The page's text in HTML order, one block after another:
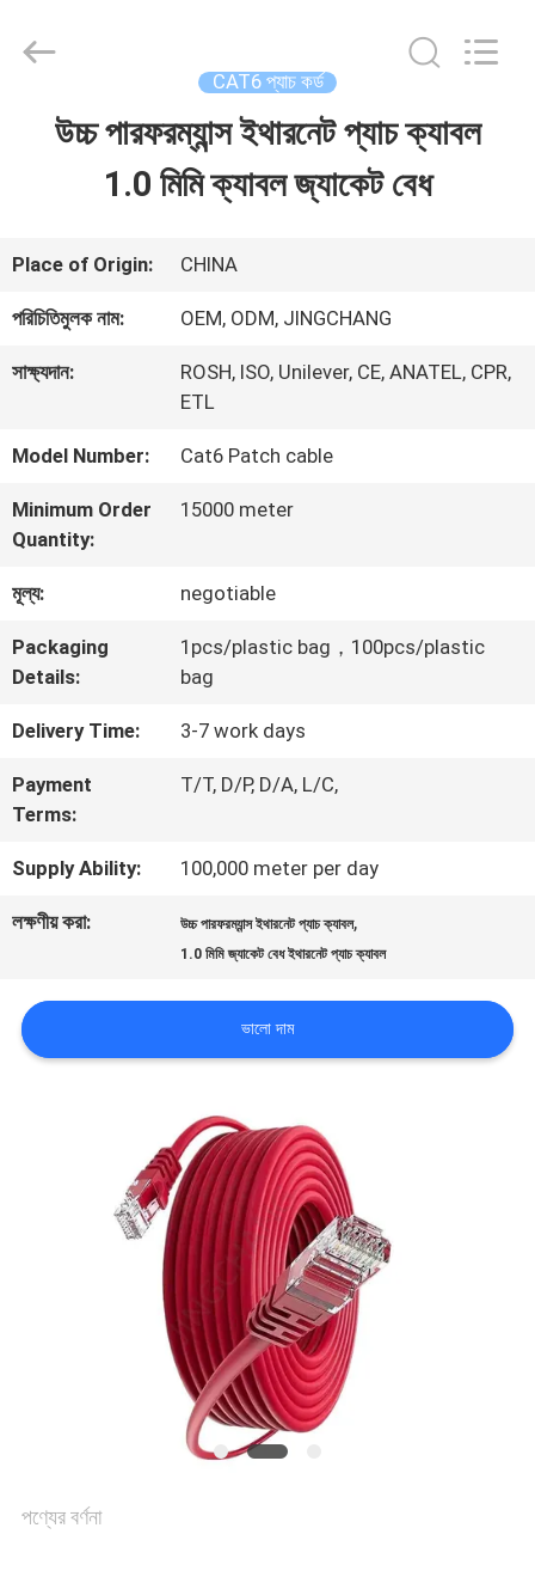
ভিডিও
আমাদের
সম্পর্কে
কারখানা
ভ্রমণ
মান
নিয়ন্ত্রণ
যোগাযোগ
করুন
কেস
Cable
Industry
CAT6 প্যাচ কর্ড
উচ্চ পারফরম্যান্স ইথারনেট প্যাচ ক্যাবল
1.0 মিমি ক্যাবল জ্যাকেট বেধ
Place of Origin: CHINA
পরিচিতিমুলক নাম: OEM, ODM, JINGCHANG
সাক্ষ্যদান:
ROSH, ISO, Unilever, CE, ANATEL, CPR,
ETL
Model Number: Cat6 Patch cable
Minimum Order
Quantity:
15000 meter
মূল্য: negotiable
Packaging
Details:
1pcs/plastic bag，100pcs/plastic
bag
Delivery Time: 3-7 work days
Payment
Terms:
T/T, D/P, D/A, L/C,
Supply Ability: 100,000 meter per day
লক্ষণীয় করা: উচ্চ পারফরম্যান্স ইথারনেট প্যাচ ক্যাবল,
1.0 মিমি জ্যাকেট বেধ ইথারনেট প্যাচ ক্যাবল
ভালো দাম
পণ্যের বর্ণনা